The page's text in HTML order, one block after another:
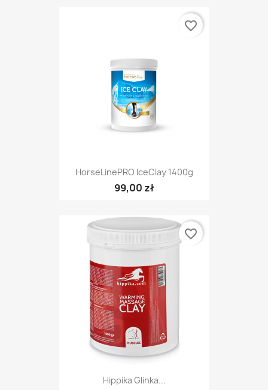
HorseLinePRO IceClay 1400g
99,00 zł
favorite_border
Hippika Glinka...
favorite_border